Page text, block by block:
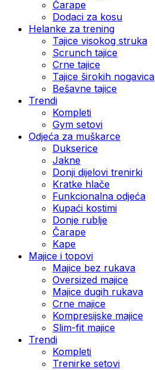
Čarape
Dodaci za kosu
Helanke za trening
Tajice visokog struka
Scrunch tajice
Crne tajice
Tajice širokih nogavica
Bešavne tajice
Trendi
Kompleti
Gym setovi
Odjeća za muškarce
Dukserice
Jakne
Donji dijelovi trenirki
Kratke hlače
Funkcionalna odjeća
Kupaći kostimi
Donje rublje
Čarape
Kape
Majice i topovi
Majice bez rukava
Oversized majice
Majice dugih rukava
Crne majice
Kompresijske majice
Slim-fit majice
Trendi
Kompleti
Trenirke setovi